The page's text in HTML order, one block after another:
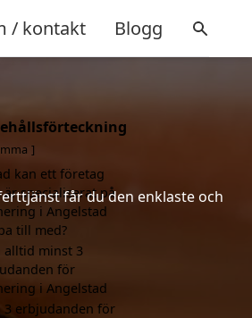
/ kontakt Blogg
får du den enklaste och
kan ett företag
är specialiserat på
i Angelstad
till med?
alltid minst 3
för
i Angelstad
3 erbjudanden för